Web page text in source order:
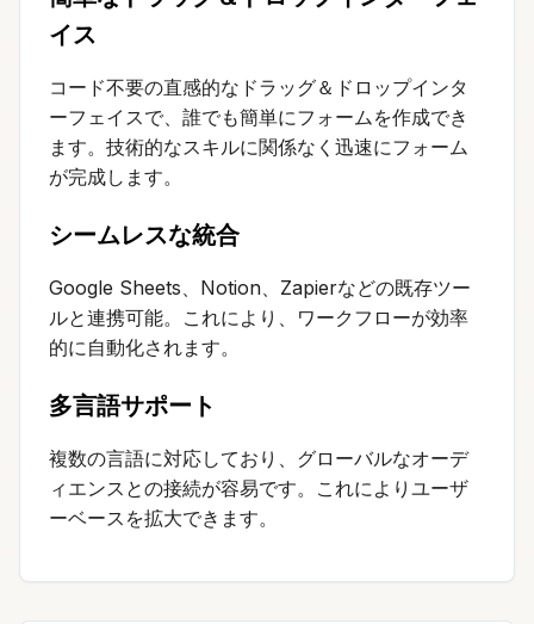
イス
コード不要の直感的なドラッグ＆ドロップインタ
ーフェイスで、誰でも簡単にフォームを作成でき
ます。技術的なスキルに関係なく迅速にフォーム
が完成します。
シームレスな統合
Google Sheets、Notion、Zapierなどの既存ツー
ルと連携可能。これにより、ワークフローが効率
的に自動化されます。
多言語サポート
複数の言語に対応しており、グローバルなオーデ
ィエンスとの接続が容易です。これによりユーザ
ーベースを拡大できます。